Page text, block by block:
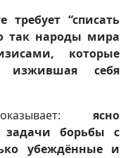
требует “списать
так народы мира
которые
изжившая себя
ясно
борьбы с
убеждённые и